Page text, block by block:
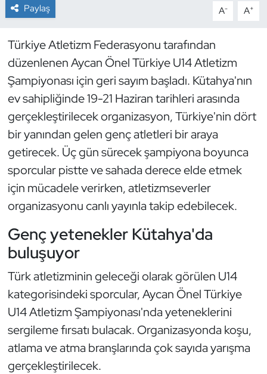
Paylaş A- A+
Türkiye Atletizm Federasyonu tarafından
düzenlenen Aycan Önel Türkiye U14 Atletizm
Şampiyonası için geri sayım başladı. Kütahya'nın
ev sahipliğinde 19-21 Haziran tarihleri arasında
gerçekleştirilecek organizasyon, Türkiye'nin dört
bir yanından gelen genç atletleri bir araya
getirecek. Üç gün sürecek şampiyona boyunca
sporcular pistte ve sahada derece elde etmek
için mücadele verirken, atletizmseverler
organizasyonu canlı yayınla takip edebilecek.
Genç yetenekler Kütahya'da
buluşuyor
Türk atletizminin geleceği olarak görülen U14
kategorisindeki sporcular, Aycan Önel Türkiye
U14 Atletizm Şampiyonası'nda yeteneklerini
sergileme fırsatı bulacak. Organizasyonda koşu,
atlama ve atma branşlarında çok sayıda yarışma
gerçekleştirilecek.
Dövüş Sanatı
E-Spor
Eskrim
Futbol
Futsal
Genel
Golf
Güreş
Halter
Hava Sporları
Hentbol